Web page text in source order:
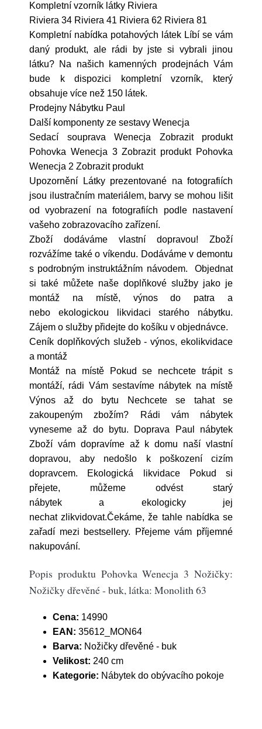
Kompletní vzorník látky Riviera
Riviera 34 Riviera 41 Riviera 62 Riviera 81
Kompletní nabídka potahových látek Líbí se vám
daný produkt, ale rádi by jste si vybrali jinou
látku? Na našich kamenných prodejnách Vám
bude k dispozici kompletní vzorník, který
obsahuje více než 150 látek.
Prodejny Nábytku Paul
Další komponenty ze sestavy Wenecja
Sedací souprava Wenecja Zobrazit produkt
Pohovka Wenecja 3 Zobrazit produkt Pohovka
Wenecja 2 Zobrazit produkt
Upozornění Látky prezentované na fotografiích
jsou ilustračním materiálem, barvy se mohou lišit
od vyobrazení na fotografiích podle nastavení
vašeho zobrazovacího zařízení.
Zboží dodáváme vlastní dopravou! Zboží
rozvážíme také o víkendu. Dodáváme v demontu
s podrobným instruktážním návodem. Objednat
si také můžete naše doplňkové služby jako je
montáž na místě, výnos do patra a
nebo ekologickou likvidaci starého nábytku.
Zájem o služby přidejte do košíku v objednávce.
Ceník doplňkových služeb - výnos, ekolikvidace
a montáž
Montáž na místě Pokud se nechcete trápit s
montáží, rádi Vám sestavíme nábytek na místě
Výnos až do bytu Nechcete se tahat se
zakoupeným zbožím? Rádi vám nábytek
vyneseme až do bytu. Doprava Paul nábytek
Zboží vám dopravíme až k domu naší vlastní
dopravou, aby nedošlo k poškození cizím
dopravcem. Ekologická likvidace Pokud si
přejete, můžeme odvést starý
nábytek a ekologicky jej
nechat zlikvidovat.Čekáme, že tahle nabídka se
zařadí mezi bestsellery. Přejeme vám příjemné
nakupování.
Popis produktu Pohovka Wenecja 3 Nožičky:
Nožičky dřevěné - buk, látka: Monolith 63
Cena: 14990
EAN: 35612_MON64
Barva: Nožičky dřevěné - buk
Velikost: 240 cm
Kategorie: Nábytek do obývacího pokoje